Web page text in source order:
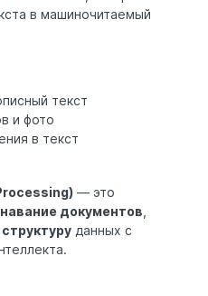
в машиночитаемый
текст
и фото
в текст
— это
документов
данных с